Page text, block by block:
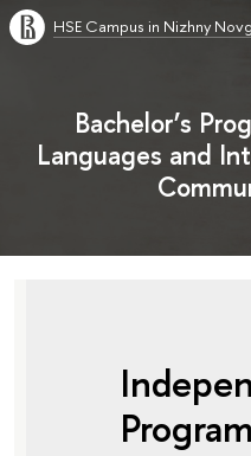
HSE Campus in Nizhny
Bachelor’s
Languages and